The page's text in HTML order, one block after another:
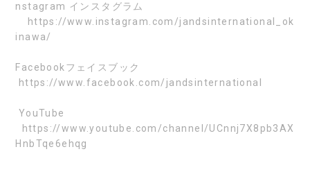
nstagram インスタグラム
https://www.instagram.com/jandsinternational_ok
inawa/
Facebookフェイスブック
https://www.facebook.com/jandsinternational
YouTube
https://www.youtube.com/channel/UCnnj7X8pb3AX
HnbTqe6ehqg